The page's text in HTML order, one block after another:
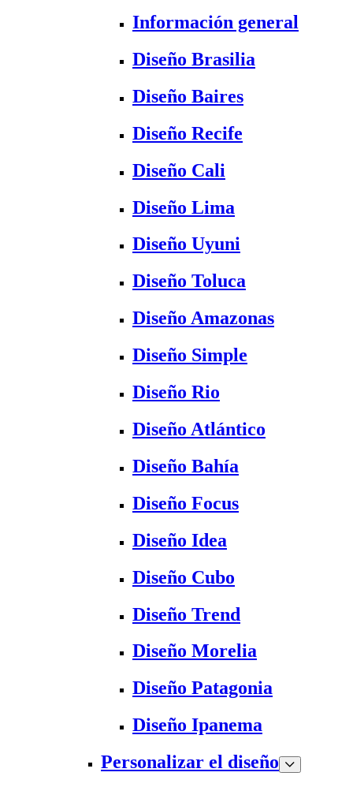
Información general
Diseño Brasilia
Diseño Baires
Diseño Recife
Diseño Cali
Diseño Lima
Diseño Uyuni
Diseño Toluca
Diseño Amazonas
Diseño Simple
Diseño Rio
Diseño Atlántico
Diseño Bahía
Diseño Focus
Diseño Idea
Diseño Cubo
Diseño Trend
Diseño Morelia
Diseño Patagonia
Diseño Ipanema
Personalizar el diseño